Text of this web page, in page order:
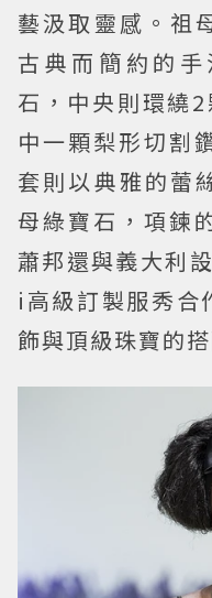
藝汲取靈感。祖
古典而簡約的
石，中央則環繞
中一顆梨形切割
套則以典雅的蕾
母綠寶石，項鍊
蕭邦還與義大利
i高級訂製服秀合
飾與頂級珠寶的搭